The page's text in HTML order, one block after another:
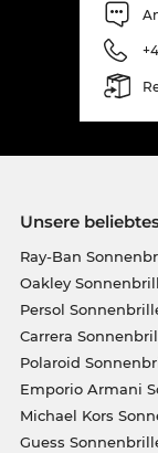
Unsere
Ray-Ban
Oakley
Persol
Carrera
Polaroid
Emporio Armani
Michael Kors
Guess